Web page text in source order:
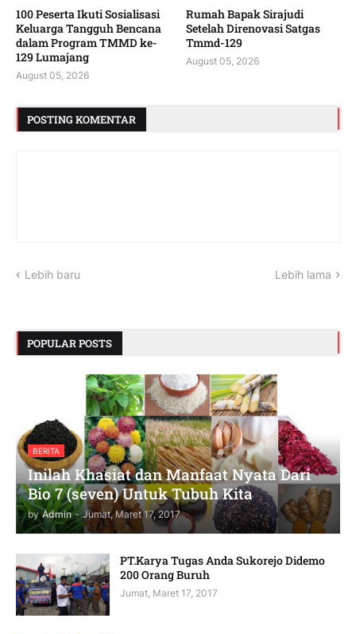
100 Peserta Ikuti Sosialisasi
Keluarga Tangguh Bencana
dalam Program TMMD ke-
129 Lumajang
August 05, 2026
Rumah Bapak Sirajudi
Setelah Direnovasi Satgas
Tmmd-129
August 05, 2026
POSTING KOMENTAR
Lebih baru Lebih lama
POPULAR POSTS
BERITA
Inilah Khasiat dan Manfaat Nyata Dari
Bio 7 (seven) Untuk Tubuh Kita
by Admin - Jumat, Maret 17, 2017
PT.Karya Tugas Anda Sukorejo Didemo
200 Orang Buruh
Jumat, Maret 17, 2017